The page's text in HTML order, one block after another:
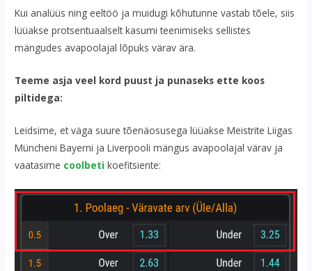
Kui analüüs ning eeltöö ja muidugi kõhutunne vastab tõele, siis
lüüakse protsentuaalselt kasumi teenimiseks sellistes
mängudes avapoolajal lõpuks värav ära.
Teeme asja veel kord puust ja punaseks ette koos
piltidega:
Leidsime, et väga suure tõenäosusega lüüakse Meistrite Liigas
Müncheni Bayerni ja Liverpooli mängus avapoolajal värav ja
vaatasime coolbeti koefitsiente: